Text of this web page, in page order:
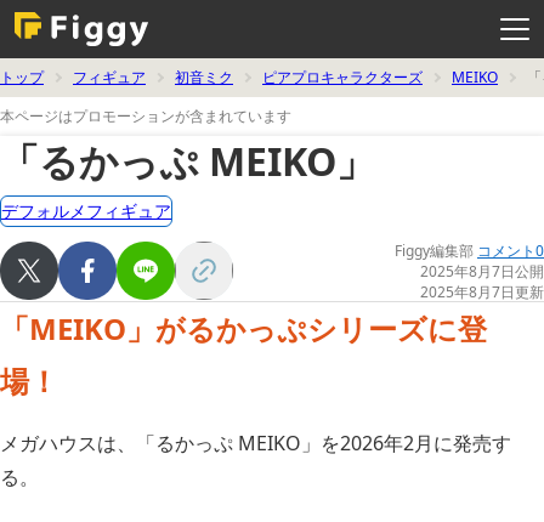
ー
を
開
く
トップ フィギュア 初音ミク ピアプロキャラクターズ MEIKO
本ページはプロモーションが含まれています
「るかっぷ MEIKO」
デフォルメフィギュア
Figgy編集部 コメント0
2025年8月7日公開
2025年8月7日更新
「MEIKO」がるかっぷシリーズに登
場！
メガハウスは、「るかっぷ MEIKO」を2026年2月に発売す
る。